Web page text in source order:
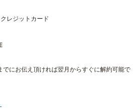
レジットカード
でにお伝え頂ければ翌月からすぐに解約可能で